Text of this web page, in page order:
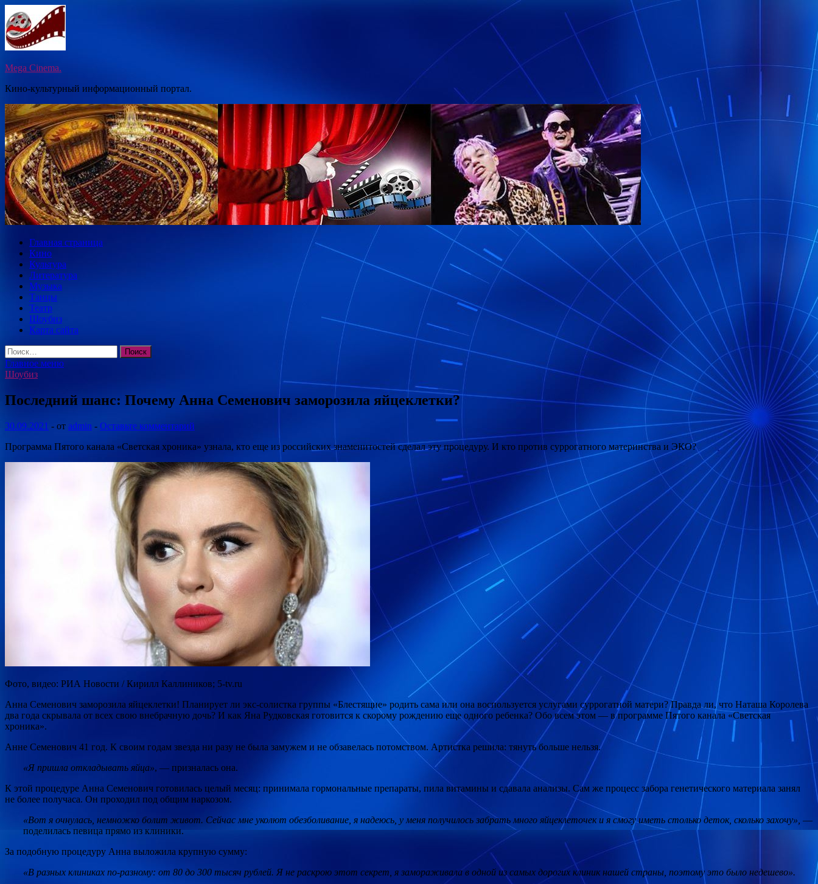
Перейти
к
содержимому
Mega Cinema.
Кино-культурный информационный портал.
Главная страница
Кино
Культура
Литература
Музыка
Танцы
Театр
Шоубиз
Карта сайта
Найти:
Главное меню
Шоубиз
Последний шанс: Почему Анна Семенович заморозила яйцеклетки?
30.09.2021 - от admin - Оставьте комментарий
Программа Пятого канала «Светская хроника» узнала, кто еще из российских знаменитостей сделал эту процедуру. И кто против суррогатного материнства и ЭКО?
Фото, видео: РИА Новости / Кирилл Каллиников; 5-tv.ru
Анна Семенович заморозила яйцеклетки! Планирует ли экс-солистка группы «Блестящие» родить сама или она воспользуется услугами суррогатной матери? Правда ли, что Наташа Королева
два года скрывала от всех свою внебрачную дочь? И как Яна Рудковская готовится к скорому рождению еще одного ребенка? Обо всем этом — в программе Пятого канала «Светская
хроника».
Анне Семенович 41 год. К своим годам звезда ни разу не была замужем и не обзавелась потомством. Артистка решила: тянуть больше нельзя.
«Я пришла откладывать яйца», — призналась она.
К этой процедуре Анна Семенович готовилась целый месяц: принимала гормональные препараты, пила витамины и сдавала анализы. Сам же процесс забора генетического материала занял
не более получаса. Он проходил под общим наркозом.
«Вот я очнулась, немножко болит живот. Сейчас мне уколют обезболивание, я надеюсь, у меня получилось забрать много яйцеклеточек и я смогу иметь столько деток, сколько захочу», —
поделилась певица прямо из клиники.
За подобную процедуру Анна выложила крупную сумму:
«В разных клиниках по-разному: от 80 до 300 тысяч рублей. Я не раскрою этот секрет, я замораживала в одной из самых дорогих клиник нашей страны, поэтому это было недешево».